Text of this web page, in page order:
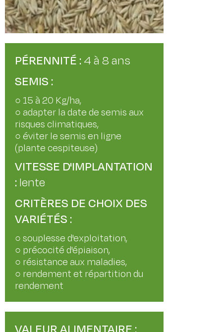
PÉRENNITÉ :4 à 8 ans
SEMIS :
○ 15 à 20 Kg/ha,
○ adapter la date de semis aux
risques climatiques,
○ éviter le semis en ligne
(plante cespiteuse)
VITESSE D'IMPLANTATION
:lente
CRITÈRES DE CHOIX DES
VARIÉTÉS :
○ souplesse d'exploitation,
○ précocité d'épiaison,
○ résistance aux maladies,
○ rendement et répartition du
rendement